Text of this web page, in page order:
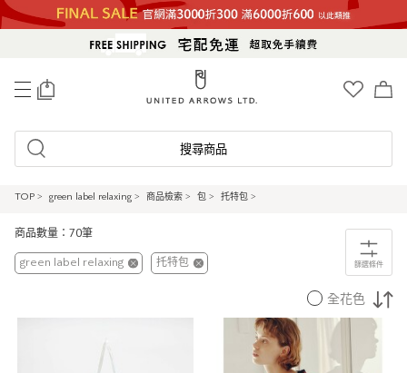
搜尋商品
TOP > green label relaxing > 商品檢索 > 包 > 托特包 >
商品數量：70筆
篩選條件
green label relaxing 托特包
全花色